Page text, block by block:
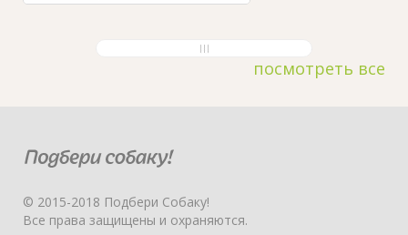
посмотреть все
© 2015-2018 Подбери Собаку!
Все права защищены и охраняются.